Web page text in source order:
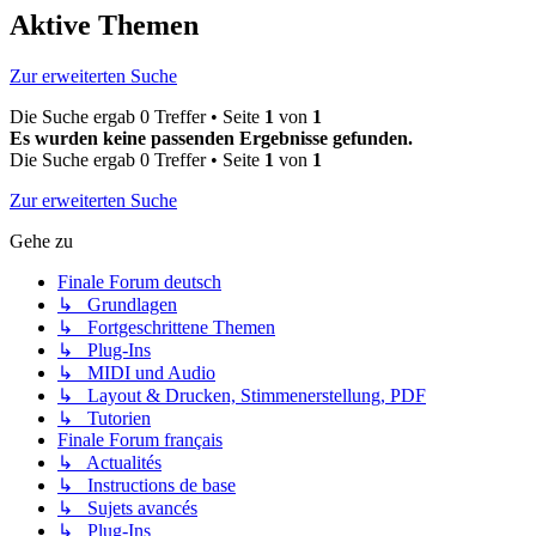
Aktive Themen
Zur erweiterten Suche
Die Suche ergab 0 Treffer • Seite 1 von 1
Es wurden keine passenden Ergebnisse gefunden.
Die Suche ergab 0 Treffer • Seite 1 von 1
Zur erweiterten Suche
Gehe zu
Finale Forum deutsch
↳ Grundlagen
↳ Fortgeschrittene Themen
↳ Plug-Ins
↳ MIDI und Audio
↳ Layout & Drucken, Stimmenerstellung, PDF
↳ Tutorien
Finale Forum français
↳ Actualités
↳ Instructions de base
↳ Sujets avancés
↳ Plug-Ins